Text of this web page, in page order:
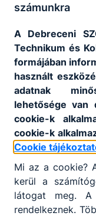
számunkra
A Debreceni
Technikum és
formájában
használt
adatnak
lehetősége van
cookie-k
cookie-k
Cookie
Mi az a cookie?
kerül a
látogat meg. A
rendelkeznek.